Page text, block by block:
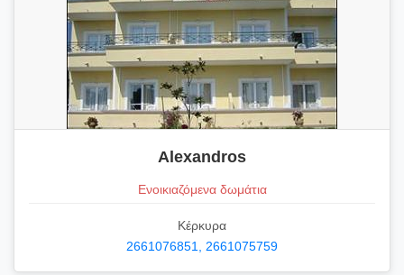
Alexandros
Ενοικιαζόμενα δωμάτια
Κέρκυρα
2661076851, 2661075759